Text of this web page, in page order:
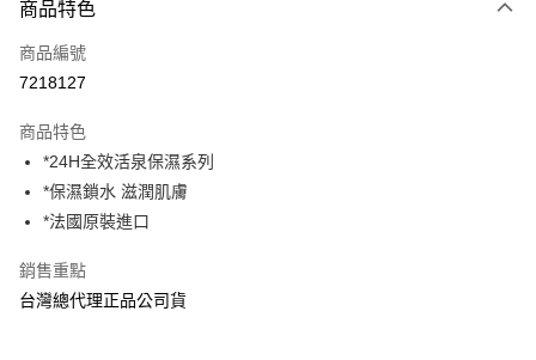
LINE Pay
Apple Pay
悠遊付
AFTEE先享後付
相關說明
AFTEE先享後付是「在收到商品之後才付款」的支付方式。 讓您購物簡單
１．簡單：不需註冊會員、不需綁卡、不需儲值。
ATM付款
商品特色
商品編號
7218127
商品特色
*24H全效活泉保濕系列
*保濕鎖水 滋潤肌膚
*法國原裝進口
銷售重點
台灣總代理正品公司貨